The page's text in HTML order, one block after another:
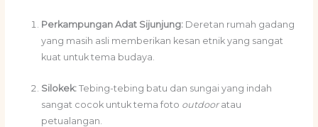
Perkampungan Adat Sijunjung:Deretan rumah gadang
yang masih asli memberikan kesan etnik yang sangat
kuat untuk tema budaya.
Silokek:Tebing-tebing batu dan sungai yang indah
sangat cocok untuk tema foto outdooratau
petualangan.